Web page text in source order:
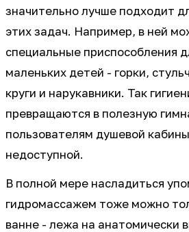
значительно лучше подходит
этих задач. Например, в ней
специальные приспособления
маленьких детей - горки,
круги и нарукавники. Так
превращаются в полезную
пользователям душевой
недоступной.
В полной мере насладиться
гидромассажем тоже можно
ванне - лежа на анатомически